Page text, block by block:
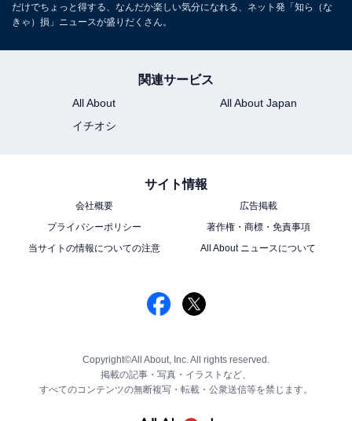
だけでちょっと得する、なんだか楽しい気分になれる、ネット発「知ら（な
きゃ）損」ニュースが盛りだくさん。
関連サービス
All About
All About Japan
イチオシ
サイト情報
会社概要
広告掲載
プライバシーポリシー
著作権・商標・免責事項
当サイトの情報についての注意
All About ニュースについて
Copyright©All About, Inc. All rights reserved.
掲載の記事・写真・イラストなど、
すべてのコンテンツの無断複写・転載・公衆送信等を禁じます。